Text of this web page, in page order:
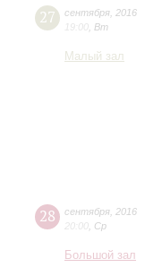
27 сентября 2016
19:00 Вт
Малый зал
28 сентября 2016
20:00 Ср
Большой зал